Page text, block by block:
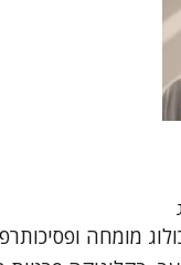
מומחה